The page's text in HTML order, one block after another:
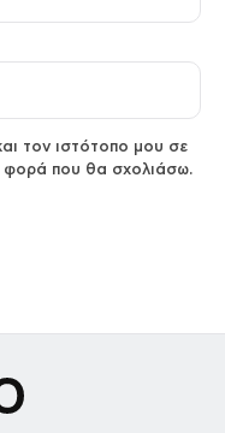
τον ιστότοπο μου σε
φορά που θα σχολιάσω.